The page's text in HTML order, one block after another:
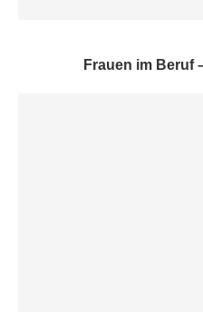
Frauen im Beruf